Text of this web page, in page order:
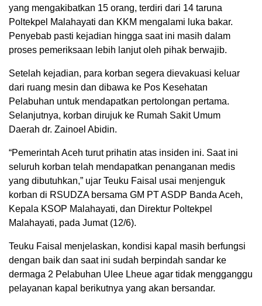
yang mengakibatkan 15 orang, terdiri dari 14 taruna
Poltekpel Malahayati dan KKM mengalami luka bakar.
Penyebab pasti kejadian hingga saat ini masih dalam
proses pemeriksaan lebih lanjut oleh pihak berwajib.
Setelah kejadian, para korban segera dievakuasi keluar
dari ruang mesin dan dibawa ke Pos Kesehatan
Pelabuhan untuk mendapatkan pertolongan pertama.
Selanjutnya, korban dirujuk ke Rumah Sakit Umum
Daerah dr. Zainoel Abidin.
“Pemerintah Aceh turut prihatin atas insiden ini. Saat ini
seluruh korban telah mendapatkan penanganan medis
yang dibutuhkan,” ujar Teuku Faisal usai menjenguk
korban di RSUDZA bersama GM PT ASDP Banda Aceh,
Kepala KSOP Malahayati, dan Direktur Poltekpel
Malahayati, pada Jumat (12/6).
Teuku Faisal menjelaskan, kondisi kapal masih berfungsi
dengan baik dan saat ini sudah berpindah sandar ke
dermaga 2 Pelabuhan Ulee Lheue agar tidak mengganggu
pelayanan kapal berikutnya yang akan bersandar.